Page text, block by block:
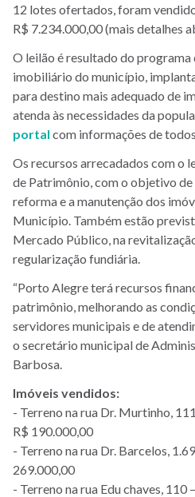
12 lotes ofertados, foram
R$ 7.234.000,00 (mais detalhes
O leilão é resultado do
imobiliário do município,
para destino mais adequado de
atenda às necessidades da
portal com informações de
Os recursos arrecadados com o
de Patrimônio, com o objetivo
reforma e a manutenção dos
Município. Também estão
Mercado Público, na
regularização fundiária.
“Porto Alegre terá recursos
patrimônio, melhorando as
servidores municipais e de
o secretário municipal de
Barbosa.
Imóveis vendidos:
- Terreno na rua Dr. Murtinho,
R$ 190.000,00
- Terreno na rua Dr. Barcelos,
269.000,00
- Terreno na rua Edu chaves, 110